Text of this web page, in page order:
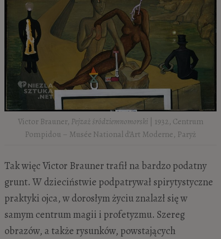
Victor Brauner, Pejzaż śródziemnomorski| 1932, Centrum
Pompidou – Musée National d’Art Moderne, Paryż
Tak więc Victor Brauner trafił na bardzo podatny
grunt. W dzieciństwie podpatrywał spirytystyczne
praktyki ojca, w dorosłym życiu znalazł się w
samym centrum magii i profetyzmu. Szereg
obrazów, a także rysunków, powstających